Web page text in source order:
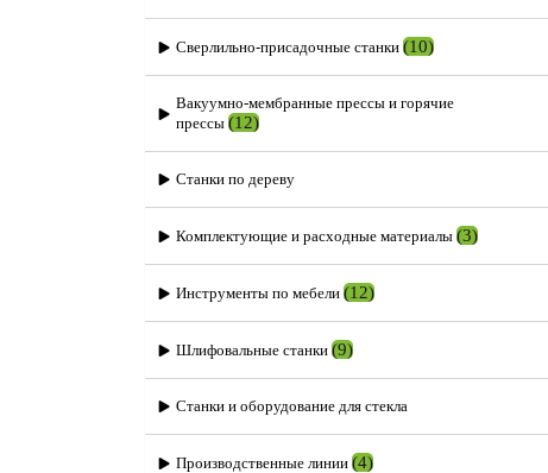
Сверлильно-присадочные станки (10)
Вакуумно-мембранные прессы и горячие
прессы (12)
Станки по дереву
Комплектующие и расходные материалы (3)
Инструменты по мебели (12)
Шлифовальные станки (9)
Станки и оборудование для стекла
Производственные линии (4)